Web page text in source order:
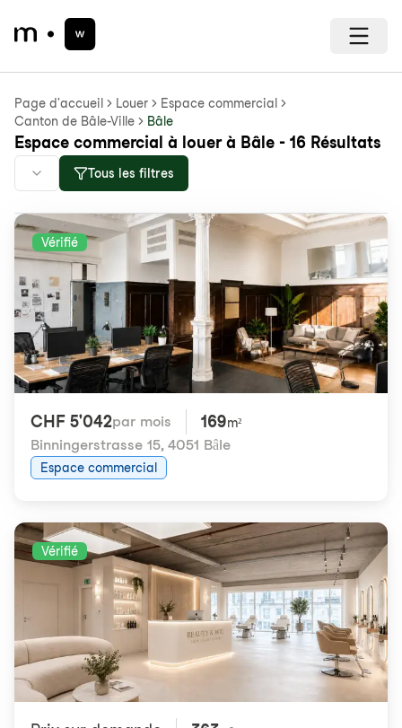
Page d'accueil Louer
Espace commercial
Canton de Bâle-Ville
Bâle
Espace commercial à louer à Bâle - 16 Résultats
Tous les filtres
Vérifié
CHF 5'042par mois 169m²
Binningerstrasse 15, 4051 Bâle
Espace commercial
Vérifié